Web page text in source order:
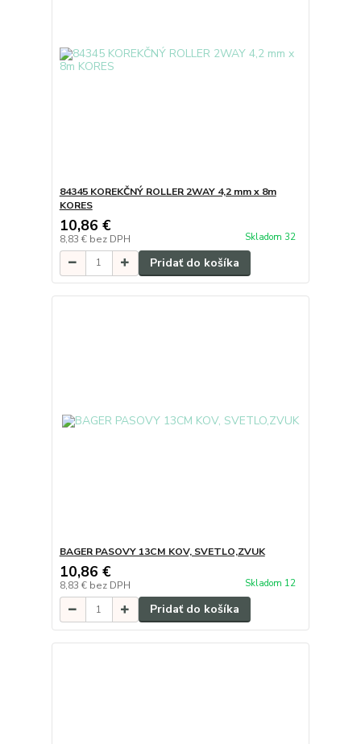
84345 KOREKČNÝ ROLLER 2WAY 4,2 mm x 8m
KORES
10,86 €
8,83 € bez DPH Skladom 32
Pridať do košíka
BAGER PASOVY 13CM KOV, SVETLO,ZVUK
10,86 €
8,83 € bez DPH Skladom 12
Pridať do košíka